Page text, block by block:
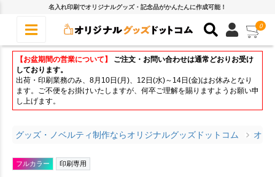
名入れ印刷でオリジナルグッズ・記念品がかんたんに作成可能！
0
【お盆期間の営業について】
ご注文・お問い合わせは通常どおりお受け
しております。
出荷・印刷業務のみ、8月10日(月)、12日(水)～14日(金)はお休みとなり
ます。ご不便をお掛けいたしますが、何卒ご理解を賜りますようお願い申
し上げます。
グッズ・ノベルティ制作ならオリジナルグッズドットコム オリ
フルカラー 印刷専用